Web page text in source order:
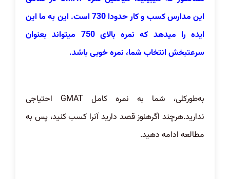
این مدارس کسب و کار حدودا 730 است. این به ما این
ایده را میدهد که نمره بالای 750 میتواند بعنوان
سرعتبخش انتخاب شما، نمره خوبی باشد.
به‌طورکلی، شما به نمره کامل GMAT احتیاجی
ندارید.هرچند اگرهنوز قصد دارید آنرا کسب کنید، پس به
مطالعه ادامه دهید.